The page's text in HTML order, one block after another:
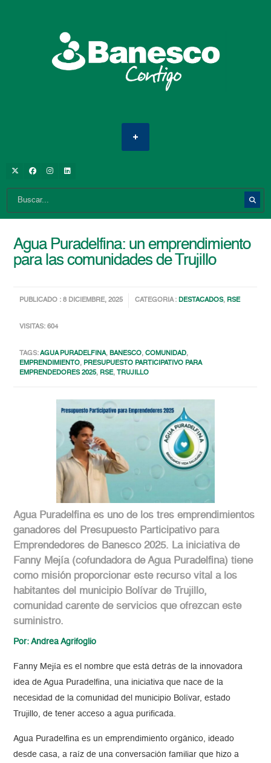
Agua Puradelfina: un emprendimiento
para las comunidades de Trujillo
PUBLICADO : 8 DICIEMBRE, 2025 CATEGORIA :DESTACADOS, RSE
VISITAS: 604
TAGS:AGUA PURADELFINA,BANESCO,COMUNIDAD,
EMPRENDIMIENTO, PRESUPUESTO PARTICIPATIVO PARA
EMPRENDEDORES 2025, RSE, TRUJILLO
Agua Puradelfina es uno de los tres emprendimientos
ganadores del Presupuesto Participativo para
Emprendedores de Banesco 2025. La iniciativa de
Fanny Mejía (cofundadora de Agua Puradelfina) tiene
como misión proporcionar este recurso vital a los
habitantes del municipio Bolívar de Trujillo,
comunidad carente de servicios que ofrezcan este
suministro.
Por: Andrea Agrifoglio
Fanny Mejía es el nombre que está detrás de la innovadora
idea de Agua Puradelfina, una iniciativa que nace de la
necesidad de la comunidad del municipio Bolívar, estado
Trujillo, de tener acceso a agua purificada.
Agua Puradelfina es un emprendimiento orgánico, ideado
desde casa, a raíz de una conversación familiar que hizo a